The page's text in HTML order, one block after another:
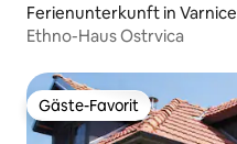
Ferienunterkunft in Varnice
Ethno-Haus Ostrvica
Gäste-Favorit
Gäste-Favorit